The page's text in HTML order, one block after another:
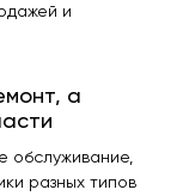
и
а
обслуживание,
разных типов